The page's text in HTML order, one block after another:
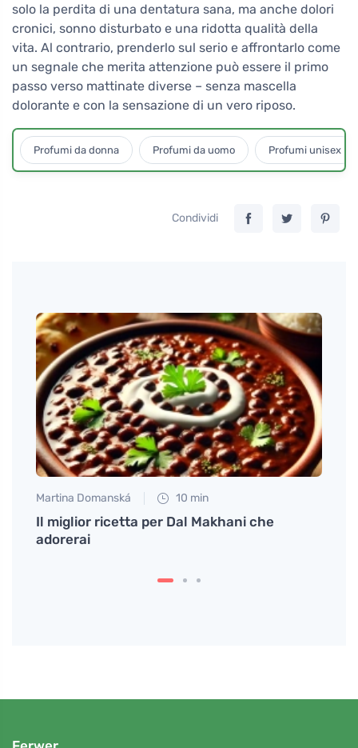
solo la perdita di una dentatura sana, ma anche dolori
cronici, sonno disturbato e una ridotta qualità della
vita. Al contrario, prenderlo sul serio e affrontarlo come
un segnale che merita attenzione può essere il primo
passo verso mattinate diverse – senza mascella
dolorante e con la sensazione di un vero riposo.
Profumi da donna Profumi da uomo Profumi unisex
Condividi
Martina Domanská 10 min
Il miglior ricetta per Dal Makhani che
adorerai